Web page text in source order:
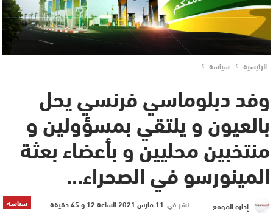
الرئيسية سياسة
وفد دبلوماسي فرنسي يحل
بالعيون و يلتقي بمسؤولين و
منتخبين محليين و بأعضاء بعثة
المينورسو في الصحراء…
سياسة إدارة الموقع نشر في 11 مارس 2021 الساعة 12 و 45 دقيقة